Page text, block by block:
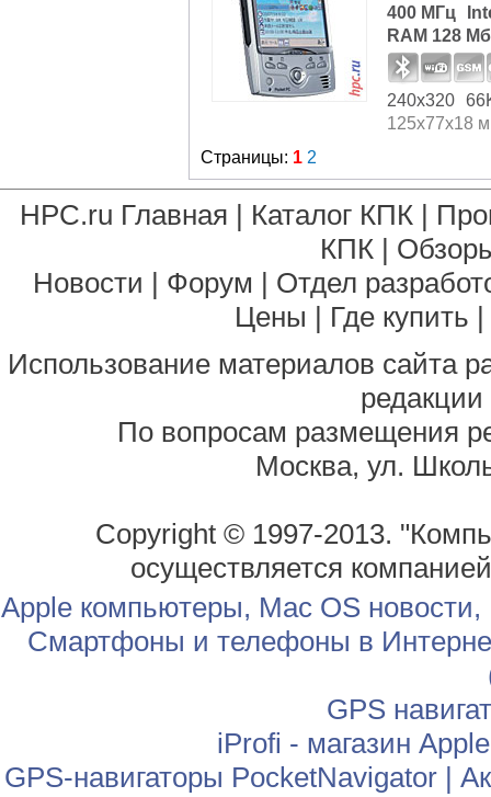
400 МГц
RAM 128 Мб
240x320
125x77x18
Страницы: 1 2
HPC.ru Главная | Каталог КПК |
КПК |
Новости | Форум | Отдел
Цены | Где купить |
Использование материалов сайта
По вопросам размещения
Москва, ул.
Copyright © 1997-2013.
осуществляется
Apple компьютеры, Mac OS
Смартфоны и телефоны в
GPS
iProfi - магазин
GPS-навигаторы PocketNavigator|